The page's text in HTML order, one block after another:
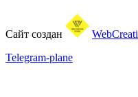
Сайт создан
Telegram-plane